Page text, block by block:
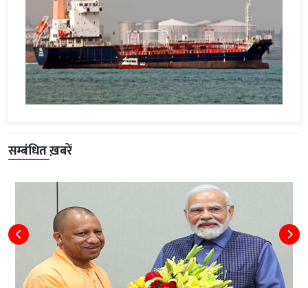
सम्बंधित ख़बरें